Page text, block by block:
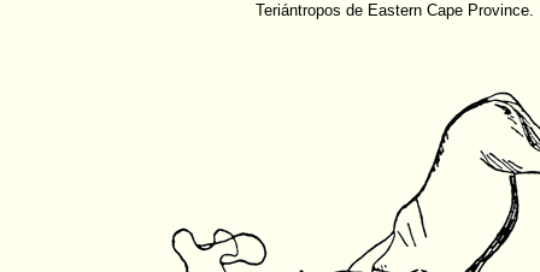
Teriántropos de Eastern Cape Province.